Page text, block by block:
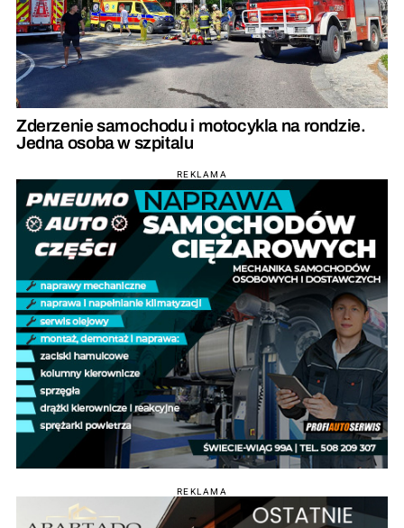
Zderzenie samochodu i motocykla na rondzie.
Jedna osoba w szpitalu
REKLAMA
REKLAMA